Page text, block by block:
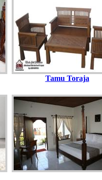
Tamu Toraja